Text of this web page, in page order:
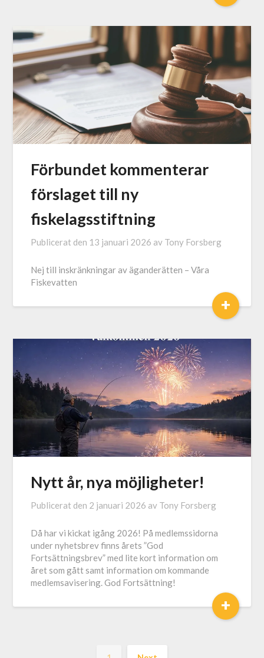
Förbundet kommenterar
förslaget till ny
fiskelagsstiftning
Publicerat den 13 januari 2026 av Tony Forsberg
Nej till inskränkningar av äganderätten – Våra
Fiskevatten
+
Nytt år, nya möjligheter!
Publicerat den 2 januari 2026 av Tony Forsberg
Då har vi kickat igång 2026! På medlemssidorna
under nyhetsbrev finns årets ”God
Fortsättningsbrev” med lite kort information om
året som gått samt information om kommande
medlemsavisering. God Fortsättning!
+